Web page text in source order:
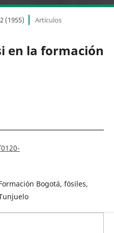
(1955) Artículos
en la formación
Bogotá, fósiles,